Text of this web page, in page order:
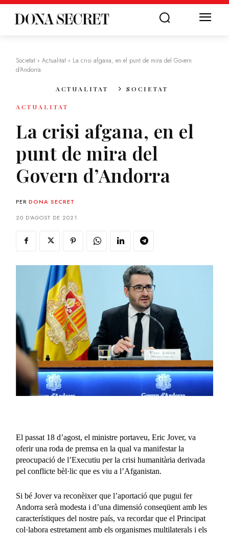
Societat Actualitat
La crisi afgana, en el punt de mira del Govern
d’Andorra
ACTUALITAT SOCIETAT
ACTUALITAT
La crisi afgana, en el
punt de mira del
Govern d’Andorra
PER DONA SECRET
20 D'AGOST DE 2021
El passat 18 d’agost, el ministre portaveu, Eric Jover, va
oferir una roda de premsa en la qual va manifestar la
preocupació de l’Executiu per la crisi humanitària derivada
pel conflicte bèl·lic que es viu a l’Afganistan.
Si bé Jover va reconèixer que l’aportació que pugui fer
Andorra serà modesta i d’una dimensió conseqüent amb les
característiques del nostre país, va recordar que el Principat
col·labora estretament amb els organismes multilaterals i els